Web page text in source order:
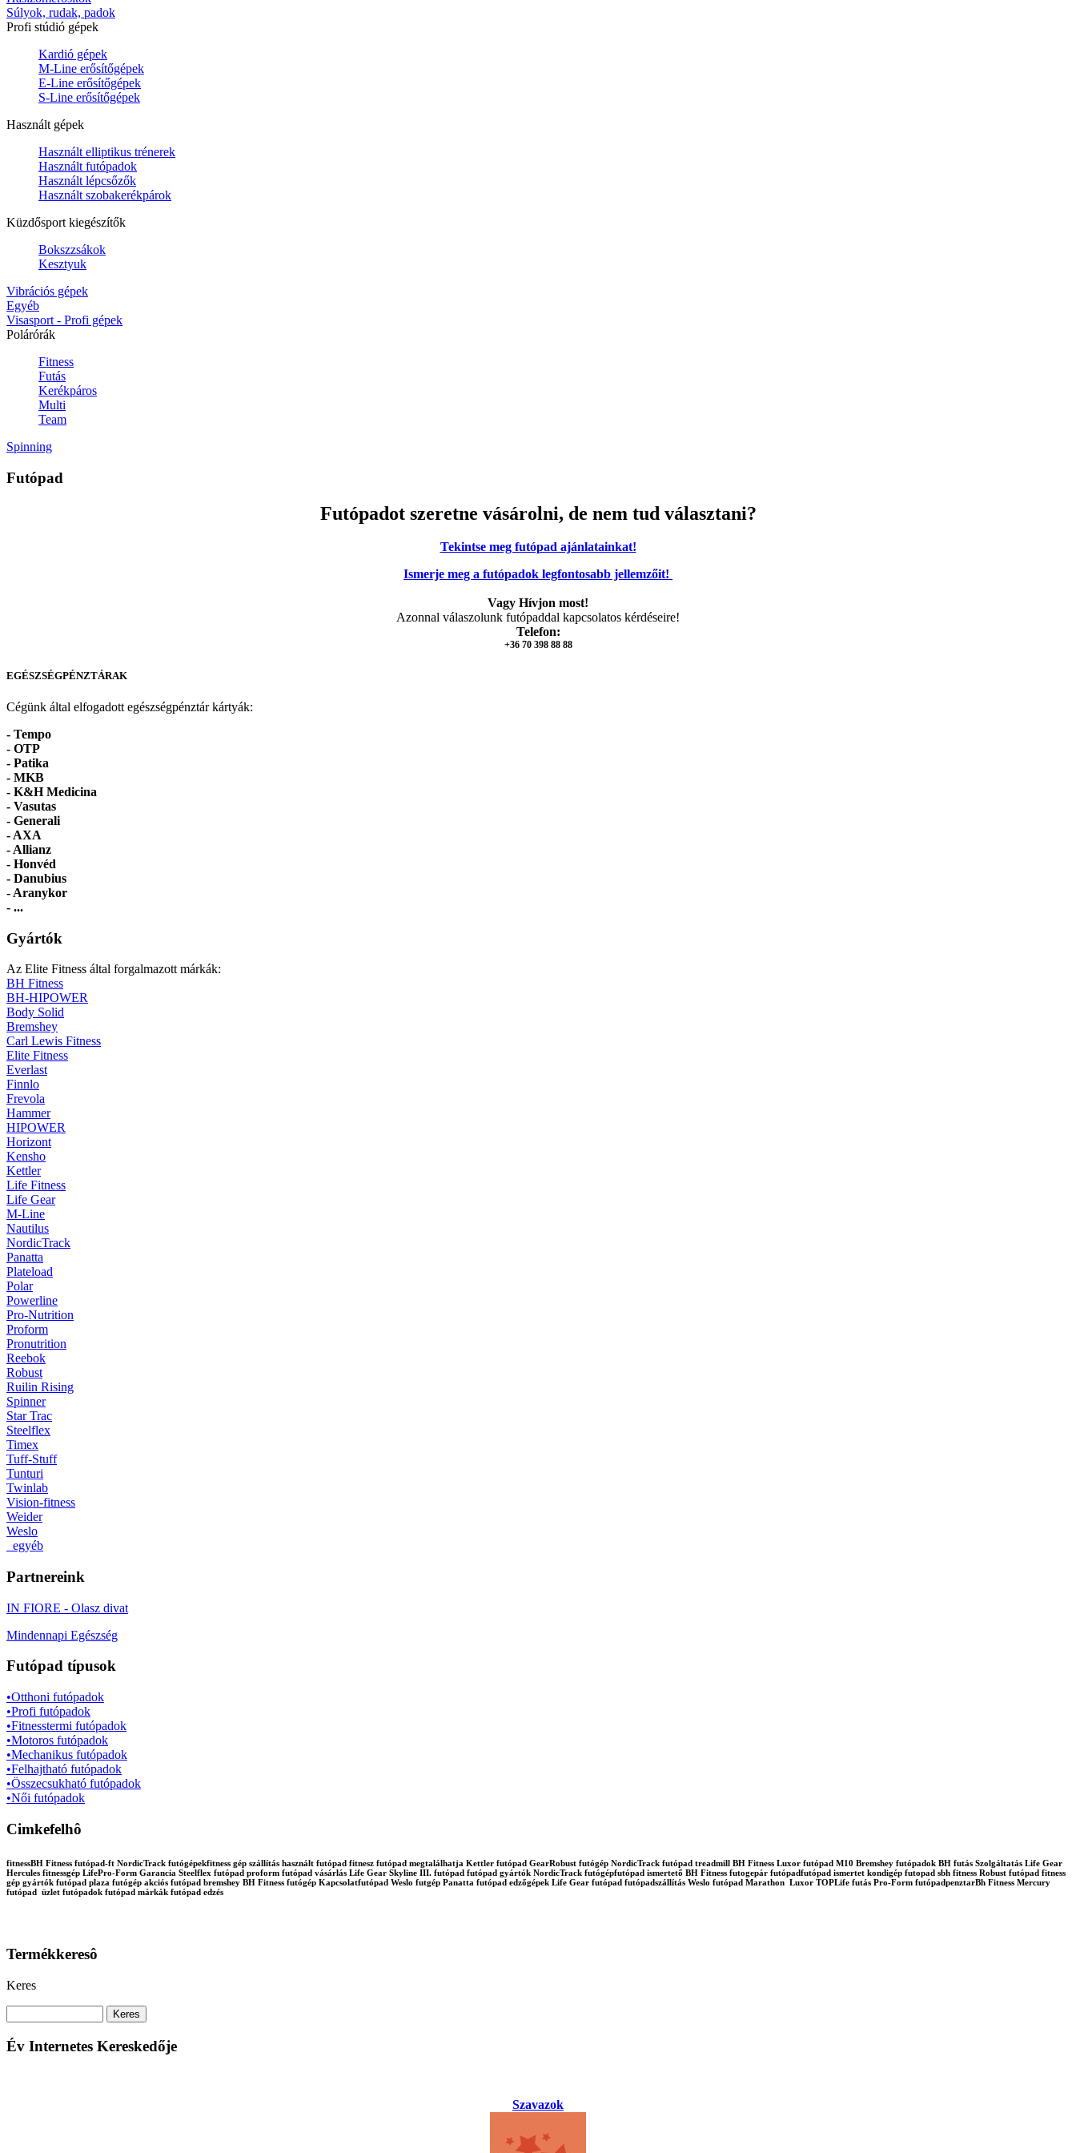
Súlyok, rudak, padok
Profi stúdió gépek
Kardió gépek
M-Line erősítőgépek
E-Line erősítőgépek
S-Line erősítőgépek
Használt gépek
Használt elliptikus trénerek
Használt futópadok
Használt lépcsőzők
Használt szobakerékpárok
Küzdősport kiegészítők
Bokszzsákok
Kesztyuk
Vibrációs gépek
Egyéb
Visasport - Profi gépek
Polárórák
Fitness
Futás
Kerékpáros
Multi
Team
Spinning
Futópad
Futópadot szeretne vásárolni, de nem tud választani?
Tekintse meg futópad ajánlatainkat!
Ismerje meg a futópadok legfontosabb jellemzőit!
Vagy Hívjon most!
Azonnal válaszolunk futópaddal kapcsolatos kérdéseire!
Telefon:
+36 70 398 88 88
EGÉSZSÉGPÉNZTÁRAK
Cégünk által elfogadott egészségpénztár kártyák:
- Tempo
- OTP
- Patika
- MKB
- K&H Medicina
- Vasutas
- Generali
- AXA
- Allianz
- Honvéd
- Danubius
- Aranykor
- ...
Gyártók
Az Elite Fitness által forgalmazott márkák:
BH Fitness
BH-HIPOWER
Body Solid
Bremshey
Carl Lewis Fitness
Elite Fitness
Everlast
Finnlo
Frevola
Hammer
HIPOWER
Horizont
Kensho
Kettler
Life Fitness
Life Gear
M-Line
Nautilus
NordicTrack
Panatta
Plateload
Polar
Powerline
Pro-Nutrition
Proform
Pronutrition
Reebok
Robust
Ruilin Rising
Spinner
Star Trac
Steelflex
Timex
Tuff-Stuff
Tunturi
Twinlab
Vision-fitness
Weider
Weslo
_egyéb
Partnereink
IN FIORE - Olasz divat
Mindennapi Egészség
Futópad típusok
•Otthoni futópadok
•Profi futópadok
•Fitnesstermi futópadok
•Motoros futópadok
•Mechanikus futópadok
•Felhajtható futópadok
•Összecsukható futópadok
•Női futópadok
Cimkefelhô
fitnessBH Fitness futópad-ft NordicTrack futógépekfitness gép szállítás használt futópad fitnesz futópad megtalálhatja Kettler futópad GearRobust futógép NordicTrack futópad treadmill BH Fitness Luxor futópad M10 Bremshey futópadok BH futás Szolgáltatás Life Gear
Hercules fitnessgép LifePro-Form Garancia Steelflex futópad proform futópad vásárlás Life Gear Skyline III. futópad futópad gyártók NordicTrack futógépfutópad ismertető BH Fitness futogepár futópadfutópad ismertet kondigép futopad sbh fitness Robust futópad fitness
gép gyártók futópad plaza futógép akciós futópad bremshey BH Fitness futógép Kapcsolatfutópad Weslo futgép Panatta futópad edzőgépek Life Gear futópad futópadszállítás Weslo futópad Marathon Luxor TOPLife futás Pro-Form futópadpenztarBh Fitness Mercury
futópad üzlet futópadok futópad márkák futópad edzés
Termékkeresô
Keres
Év Internetes Kereskedője
Szavazok